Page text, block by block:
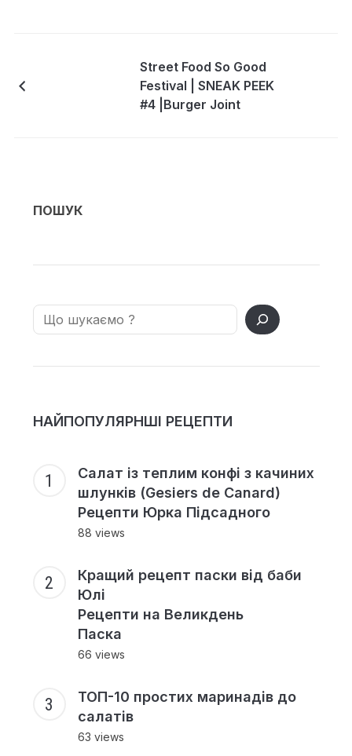
Street Food So Good
Festival | SNEAK PEEK
#4 |Burger Joint
ПОШУК
Search
НАЙПОПУЛЯРНШІ РЕЦЕПТИ
Салат із теплим конфі з качиних
шлунків (Gesiers de Canard)
Рецепти Юрка Підсадного
88 views
Кращий рецепт паски від баби
Юлі
Рецепти на Великдень
Паска
66 views
ТОП-10 простих маринадів до
салатів
63 views